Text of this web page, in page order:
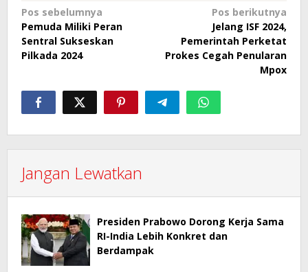
Navigasi
pos
Pos sebelumnya
Pemuda Miliki Peran
Sentral Sukseskan
Pilkada 2024
Pos berikutnya
Jelang ISF 2024,
Pemerintah Perketat
Prokes Cegah Penularan
Mpox
Jangan Lewatkan
Presiden Prabowo Dorong Kerja Sama
RI-India Lebih Konkret dan
Berdampak